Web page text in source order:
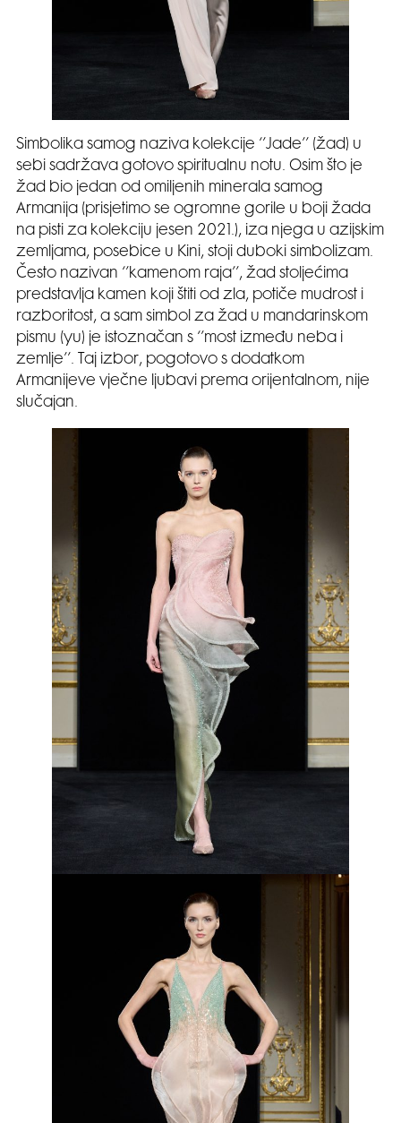
Simbolika samog naziva kolekcije ‘’Jade’’ (žad) u
sebi sadržava gotovo spiritualnu notu. Osim što je
žad bio jedan od omiljenih minerala samog
Armanija (prisjetimo se ogromne gorile u boji žada
na pisti za kolekciju jesen 2021.), iza njega u azijskim
zemljama, posebice u Kini, stoji duboki simbolizam.
Često nazivan ‘’kamenom raja’’, žad stoljećima
predstavlja kamen koji štiti od zla, potiče mudrost i
razboritost, a sam simbol za žad u mandarinskom
pismu (yu) je istoznačan s ‘’most između neba i
zemlje’’. Taj izbor, pogotovo s dodatkom
Armanijeve vječne ljubavi prema orijentalnom, nije
slučajan.